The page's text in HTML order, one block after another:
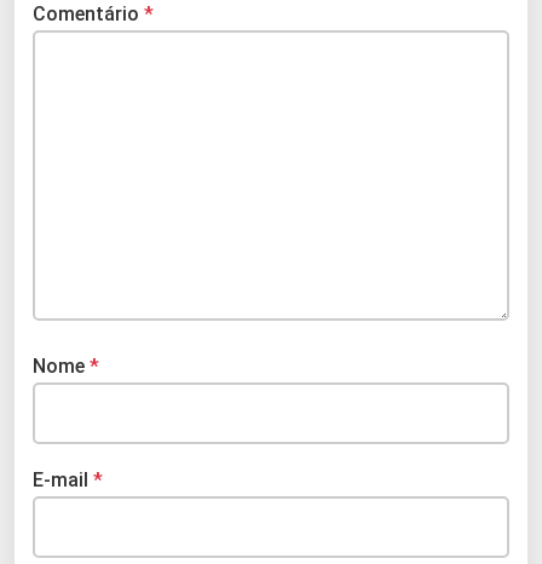
Comentário *
Nome *
E-mail *